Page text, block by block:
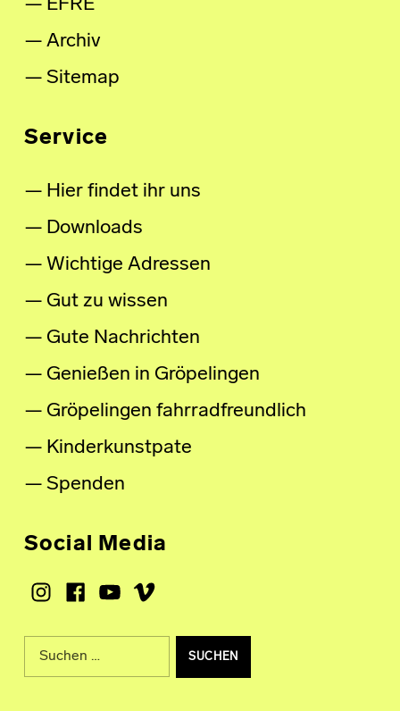
EFRE
Archiv
Sitemap
Service
Hier findet ihr uns
Downloads
Wichtige Adressen
Gut zu wissen
Gute Nachrichten
Genießen in Gröpelingen
Gröpelingen fahrradfreundlich
Kinderkunstpate
Spenden
Social Media
Instagram
Facebook
Youtube
Vimeo
Suche nach: